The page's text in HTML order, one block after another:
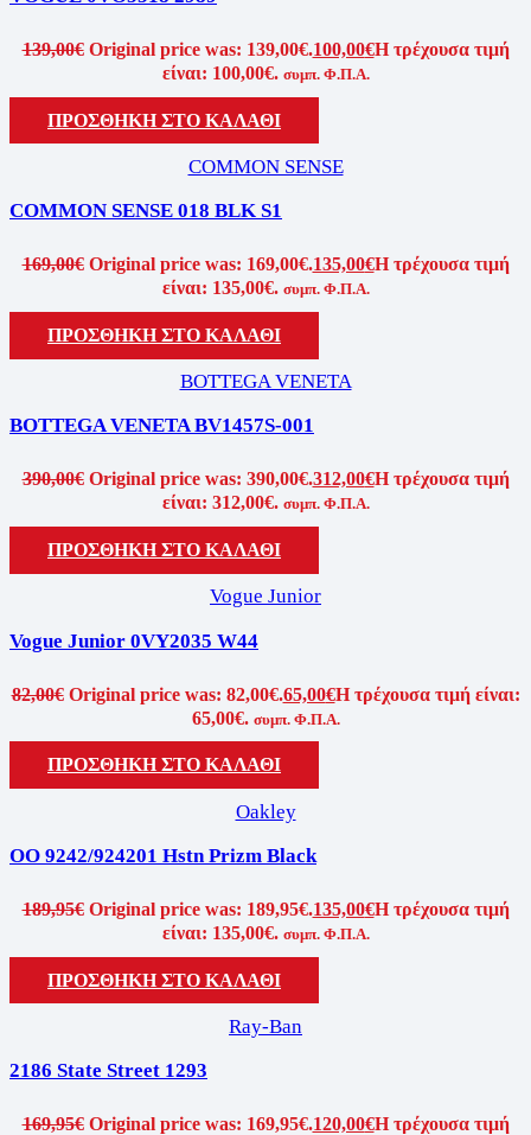
139,00€ Original price was: 139,00€.100,00€Η τρέχουσα τιμή
είναι: 100,00€. συμπ. Φ.Π.Α.
ΠΡΟΣΘΗΚΗ ΣΤΟ ΚΑΛΑΘΙ
COMMON SENSE
COMMON SENSE 018 BLK S1
169,00€ Original price was: 169,00€.135,00€Η τρέχουσα τιμή
είναι: 135,00€. συμπ. Φ.Π.Α.
ΠΡΟΣΘΗΚΗ ΣΤΟ ΚΑΛΑΘΙ
BOTTEGA VENETA
BOTTEGA VENETA BV1457S-001
390,00€ Original price was: 390,00€.312,00€Η τρέχουσα τιμή
είναι: 312,00€. συμπ. Φ.Π.Α.
ΠΡΟΣΘΗΚΗ ΣΤΟ ΚΑΛΑΘΙ
Vogue Junior
Vogue Junior 0VY2035 W44
82,00€ Original price was: 82,00€.65,00€Η τρέχουσα τιμή είναι:
65,00€. συμπ. Φ.Π.Α.
ΠΡΟΣΘΗΚΗ ΣΤΟ ΚΑΛΑΘΙ
Oakley
OO 9242/924201 Hstn Prizm Black
189,95€ Original price was: 189,95€.135,00€Η τρέχουσα τιμή
είναι: 135,00€. συμπ. Φ.Π.Α.
ΠΡΟΣΘΗΚΗ ΣΤΟ ΚΑΛΑΘΙ
Ray-Ban
2186 State Street 1293
169,95€ Original price was: 169,95€.120,00€Η τρέχουσα τιμή